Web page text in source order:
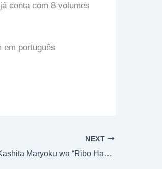
conta com 8 volumes
em português
NEXT
Anime de Kashita Maryoku wa “Ribo Harai” de Kyōsei Shūshū é anunciado para 2026